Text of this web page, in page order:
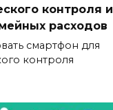
контроля и
расходов
смартфон для
контроля